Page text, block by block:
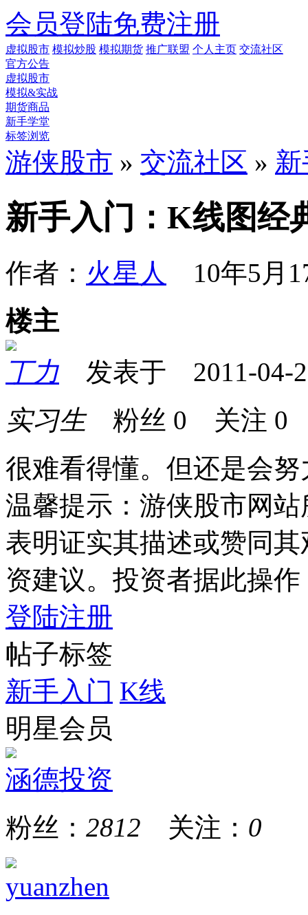
会员登陆免费注册
虚拟股市 模拟炒股 模拟期货 推广联盟 个人主页 交流社区
官方公告
虚拟股市
模拟&实战
期货商品
新手学堂
标签浏览
游侠股市 » 交流社区 »
新手入门：K线图经
作者： 火星人
10年5月
楼主
丁力 发表于 2011-04-
实习生粉丝 0 关注 0
很难看得懂。但还是会努
温馨提示：游侠股市网
表明证实其描述或赞同
资建议。投资者据此操
登陆注册
帖子标签
新手入门 K线
明星会员
涵德投资
粉丝： 2812 关注： 0
yuanzhen